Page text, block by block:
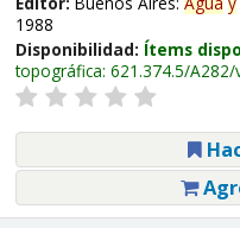
1988
Disponibilidad: Ítems
topográfica: 621.374.5/A282/